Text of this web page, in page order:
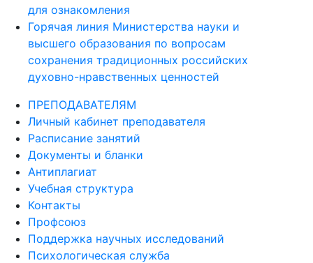
для ознакомления
Горячая линия Министерства науки и
высшего образования по вопросам
сохранения традиционных российских
духовно-нравственных ценностей
ПРЕПОДАВАТЕЛЯМ
Личный кабинет преподавателя
Расписание занятий
Документы и бланки
Антиплагиат
Учебная структура
Контакты
Профсоюз
Поддержка научных исследований
Психологическая служба